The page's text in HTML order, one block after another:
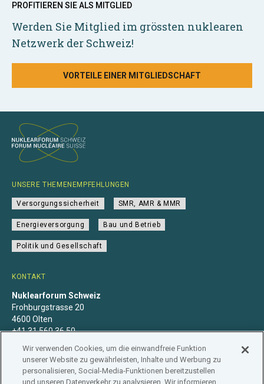
PROFITIEREN SIE ALS MITGLIED
Werden Sie Mitglied im grössten nuklearen
Netzwerk der Schweiz!
VORTEILE EINER MITGLIEDSCHAFT
KONTAKT
Nuklearforum Schweiz
Frohburgstrasse 20
4600 Olten
+41 31 560 36 50
UNSERE THEMENEMPFEHLUNGEN
Versorgungssicherheit SMR, AMR & MMR
Energieversorgung Bau und Betrieb
Politik und Gesellschaft
Wir verwenden Cookies, um die einwandfreie Funktion
unserer Website zu gewährleisten, Inhalte und Werbung zu
personalisieren, Social-Media-Funktionen bereitzustellen
und unseren Datenverkehr zu analysieren. Wir informieren